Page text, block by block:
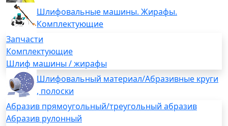
Шлифовальные машины. Жирафы.
Комплектующие
Запчасти
Комплектующие
Шлиф машины / жирафы
Шлифовальный материал/Абразивные круги
, полоски
Абразив прямоугольный/треугольный абразив
Абразив рулонный